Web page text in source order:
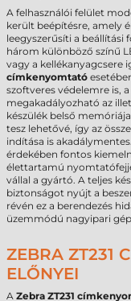
A felhasználói felület
került beépítésre, amely
leegyszerűsíti a beállítási
három különböző színű
vagy a kellékanyagcsere
címkenyomtató
szoftveres védelemre is,
megakadályozható az
készülék belső
tesz lehetővé, így az
indítása is
érdekében fontos
élettartamú
vállal a gyártó. A teljes
biztonságot nyújt a
révén ez a berendezés
üzemmódú nagyipari
ZEBRA ZT231
ELŐNYEI
A Zebra ZT231